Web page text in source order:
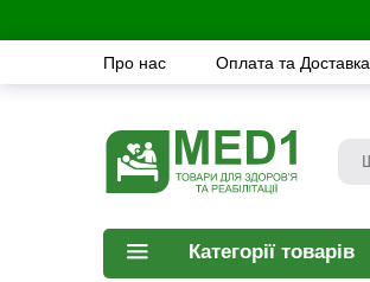
Про нас Оплата та Доставка
Категорії товарів